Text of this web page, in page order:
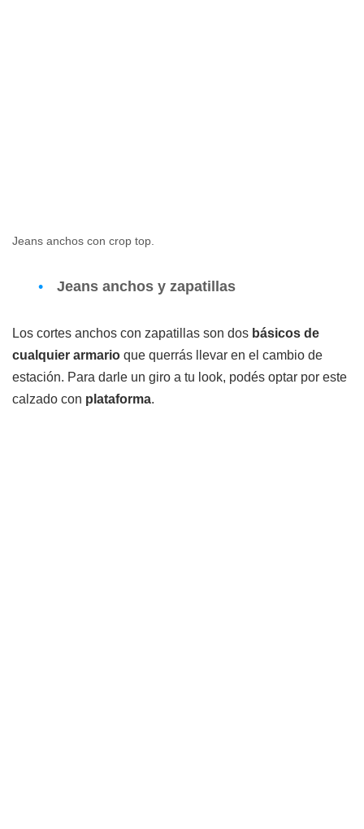
Jeans anchos con crop top.
Jeans anchos y zapatillas
Los cortes anchos con zapatillas son dos básicos de
cualquier armario que querrás llevar en el cambio de
estación. Para darle un giro a tu look, podés optar por este
calzado con plataforma.